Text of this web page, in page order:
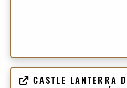
CASTLE LANTERRA